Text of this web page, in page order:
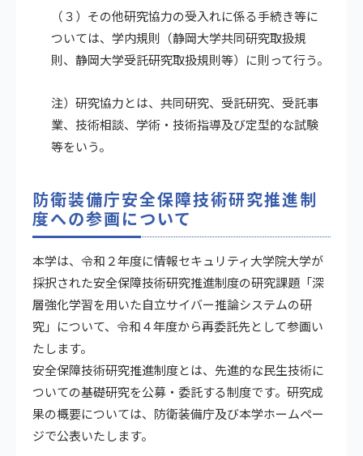
（３）その他研究協力の受入れに係る手続き等に
ついては、学内規則（静岡大学共同研究取扱規
則、静岡大学受託研究取扱規則等）に則って行う。
注）研究協力とは、共同研究、受託研究、受託事
業、技術相談、学術・技術指導及び定型的な試験
等をいう。
防衛装備庁安全保障技術研究推進制
度への参画について
本学は、令和２年度に情報セキュリティ大学院大学が
採択された安全保障技術研究推進制度の研究課題「深
層強化学習を用いた自立サイバー推論システムの研
究」について、令和４年度から再委託先として参画い
たします。
安全保障技術研究推進制度とは、先進的な民生技術に
ついての基礎研究を公募・委託する制度です。研究成
果の概要については、防衛装備庁及び本学ホームペー
ジで公表いたします。